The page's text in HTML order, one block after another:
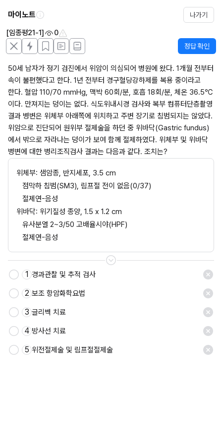
마이노트 나가기
[임종평21-1] 0
정답 확인
50세 남자가 정기 검진에서 위암이 의심되어 병원에 왔다. 1개월 전부터
속이 불편했다고 한다. 1년 전부터 경구혈당강하제를 복용 중이라고
한다. 혈압 110/70 mmHg, 맥박 60회/분, 호흡 18회/분, 체온 36.5℃
이다. 만져지는 덩이는 없다. 식도위내시경 검사와 복부 컴퓨터단층촬영
결과 병변은 위체부 아래쪽에 위치하고 주변 장기로 침범되지는 않았다.
위암으로 진단되어 원위부 절제술을 하던 중 위바닥(Gastric fundus)
에서 밖으로 자라나는 덩이가 보여 함께 절제하였다. 위체부 및 위바닥
병변에 대한 병리조직검사 결과는 다음과 같다. 조치는?
위체부: 샘암종, 반지세포, 3.5 cm
점막하 침범(SM3), 림프절 전이 없음(0/37)
절제연-음성
위바닥: 위기질성 종양, 1.5 x 1.2 cm
유사분열 2~3/50 고배율시야(HPF)
절제연-음성
1 경과관찰 및 추적 검사
2 보조 항암화학요법
3 글리벡 치료
4 방사선 치료
5 위전절제술 및 림프절절제술